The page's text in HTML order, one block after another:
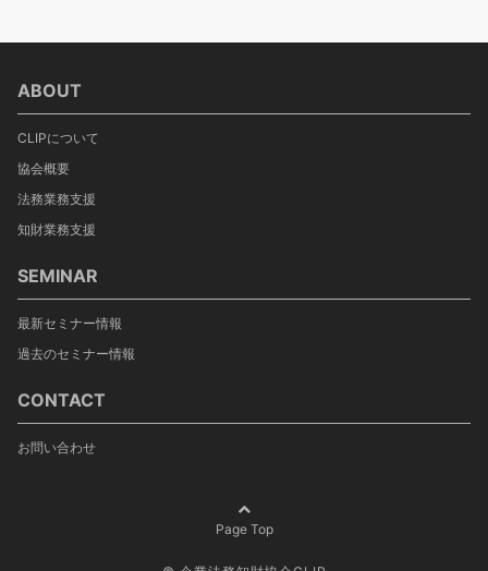
ABOUT
CLIPについて
協会概要
法務業務支援
知財業務支援
SEMINAR
最新セミナー情報
過去のセミナー情報
CONTACT
お問い合わせ
Page Top